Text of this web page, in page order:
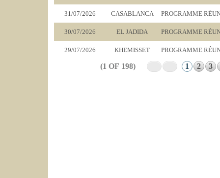
31/07/2026 CASABLANCA PROGRAMME
30/07/2026 EL JADIDA PROGRAMME
29/07/2026 KHEMISSET PROGRAMME
(1 OF 198) 1 2 3